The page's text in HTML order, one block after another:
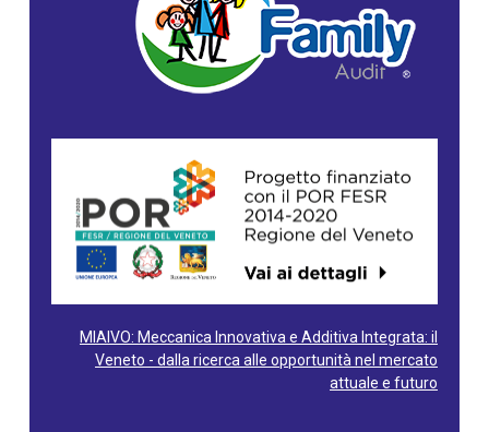
MIAIVO: Meccanica Innovativa e Additiva Integrata: il
Veneto - dalla ricerca alle opportunità nel mercato
attuale e futuro